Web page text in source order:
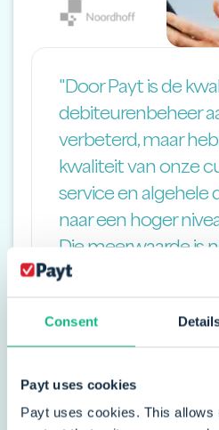
Consent
Payt uses cookies
Payt uses cookies. This
"Door Payt is de
debiteurenbeheer
verbeterd, maar
kwaliteit van onze
service en algehele
naar een hoger
Die meerwaarde is
drukken."
Jos van Weerden
Manager Finance Services
Lees het